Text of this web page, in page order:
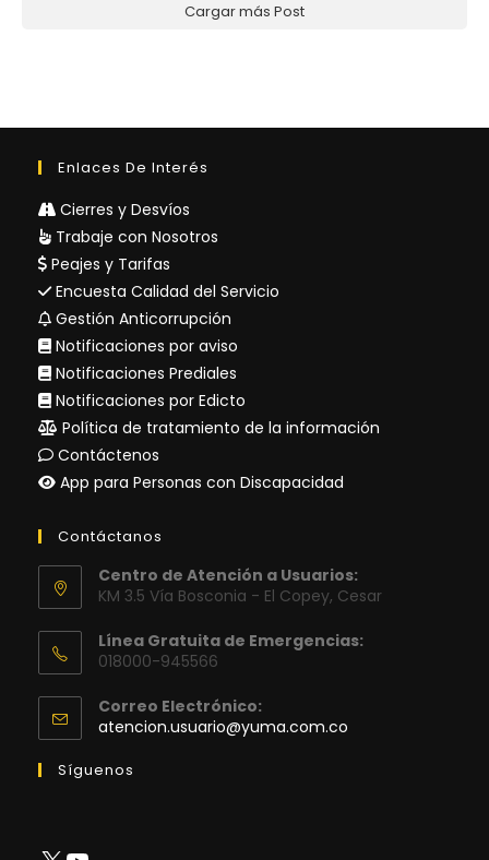
Cargar más Post
Enlaces De Interés
Cierres y Desvíos
Trabaje con Nosotros
Peajes y Tarifas
Encuesta Calidad del Servicio
Gestión Anticorrupción
Notificaciones por aviso
Notificaciones Prediales
Notificaciones por Edicto
Política de tratamiento de la información
Contáctenos
App para Personas con Discapacidad
Contáctanos
Centro de Atención a Usuarios:
KM 3.5 Vía Bosconia - El Copey, Cesar
Línea Gratuita de Emergencias:
018000-945566
Correo Electrónico:
atencion.usuario@yuma.com.co
Síguenos